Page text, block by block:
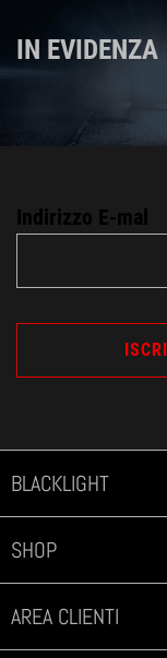
IN EVIDENZA
Indirizzo E-mal
BLACKLIGHT
SHOP
AREA CLIENTI